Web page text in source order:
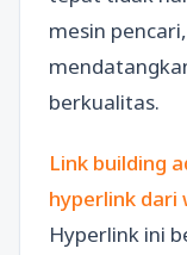
mesin
berkualitas.
Link building
hyperlink dari
Hyperlink ini